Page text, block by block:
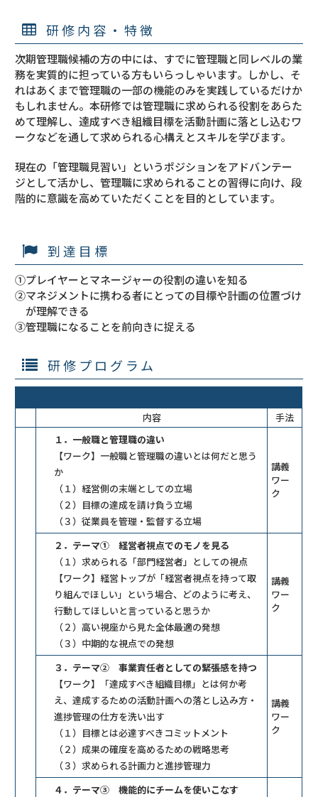
研修内容・特徴
次期管理職候補の方の中には、すでに管理職と同レベルの業
務を実質的に担っている方もいらっしゃいます。しかし、そ
れはあくまで管理職の一部の機能のみを実践しているだけか
もしれません。本研修では管理職に求められる役割をあらた
めて理解し、達成すべき組織目標を活動計画に落とし込むワ
ークなどを通して求められる心構えとスキルを学びます。
現在の「管理職見習い」というポジションをアドバンテー
ジとして活かし、管理職に求められることの習得に向け、段
階的に意識を高めていただくことを目的としています。
到達目標
①プレイヤーとマネージャーの役割の違いを知る
②マネジメントに携わる者にとっての目標や計画の位置づけ
が理解できる
③管理職になることを前向きに捉える
研修プログラム
内容
手法
１．一般職と管理職の違い
【ワーク】一般職と管理職の違いとは何だと思う
か
（１）経営側の末端としての立場
（２）目標の達成を請け負う立場
（３）従業員を管理・監督する立場
講義
ワー
ク
２．テーマ① 経営者視点でのモノを見る
（１）求められる「部門経営者」としての視点
【ワーク】経営トップが「経営者視点を持って取
り組んでほしい」という場合、どのように考え、
行動してほしいと言っていると思うか
（２）高い視座から見た全体最適の発想
（３）中期的な視点での発想
講義
ワー
ク
３．テーマ② 事業責任者としての緊張感を持つ
【ワーク】「達成すべき組織目標」とは何か考
え、達成するための活動計画への落とし込み方・
進捗管理の仕方を洗い出す
（１）目標とは必達すべきコミットメント
（２）成果の確度を高めるための戦略思考
（３）求められる計画力と進捗管理力
講義
ワー
ク
４．テーマ③ 機能的にチームを使いこなす